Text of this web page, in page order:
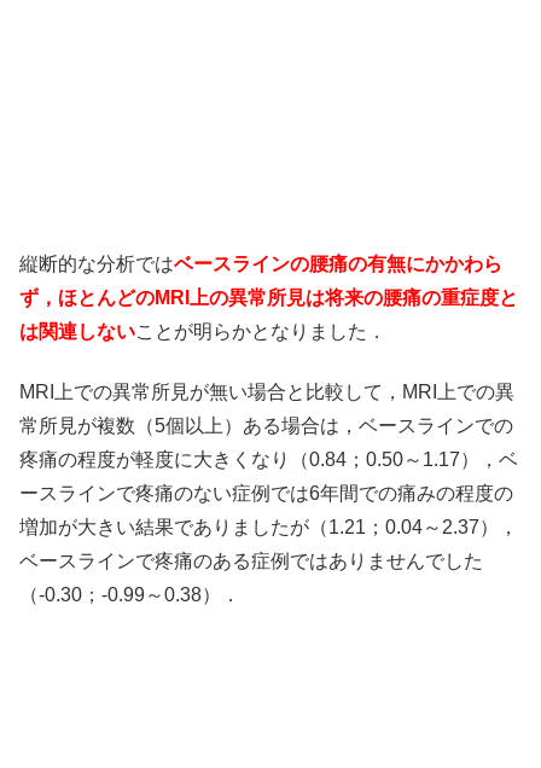
縦断的な分析ではベースラインの腰痛の有無にかかわら
ず，ほとんどのMRI上の異常所見は将来の腰痛の重症度と
は関連しないことが明らかとなりました．
MRI上での異常所見が無い場合と比較して，MRI上での異
常所見が複数（5個以上）ある場合は，ベースラインでの
疼痛の程度が軽度に大きくなり（0.84；0.50～1.17），ベ
ースラインで疼痛のない症例では6年間での痛みの程度の
増加が大きい結果でありましたが（1.21；0.04～2.37），
ベースラインで疼痛のある症例ではありませんでした
（-0.30；-0.99～0.38）．